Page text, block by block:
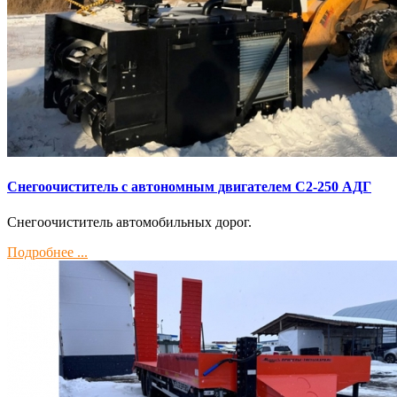
Снегоочиститель с автономным двигателем С2-250 АДГ
Снегоочиститель автомобильных дорог.
Подробнее ...